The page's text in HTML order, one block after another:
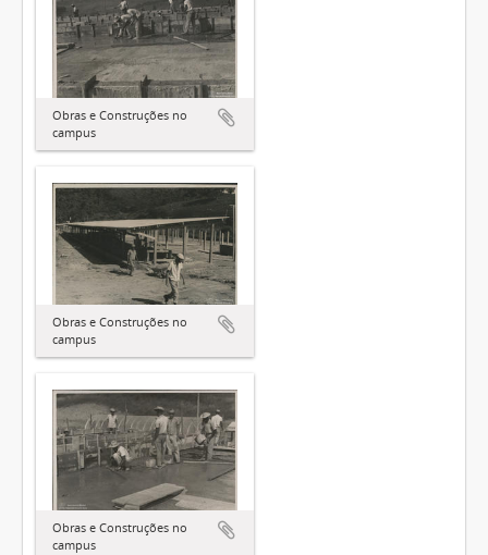
Obras e Construções no
campus
Obras e Construções no
campus
Obras e Construções no
campus